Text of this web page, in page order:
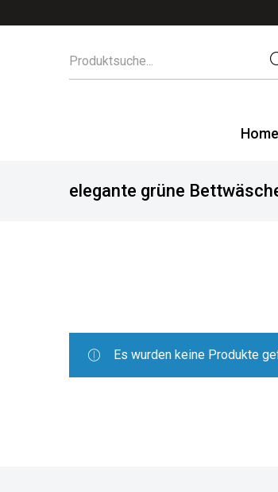
Home
elegante grüne
Es wurden keine Produkte